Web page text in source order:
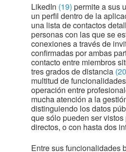
LikedIn (19) permite a sus
un perfil dentro de la
una lista de contactos
personas con las que se
conexiones a través de
confirmadas por ambas
contacto entre miembros
tres grados de distancia
multitud de
operación entre
mucha atención a la
distinguiendo los datos
que sólo pueden ser
directos, o con hasta dos
Entre sus funcionalidades